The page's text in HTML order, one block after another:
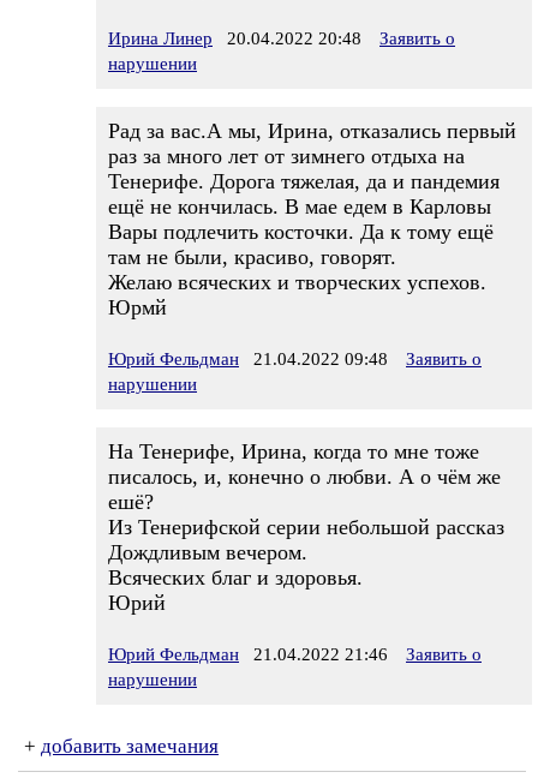
Ирина Линер 20.04.2022 20:48
Заявить о
нарушении
Рад за вас.А мы, Ирина, отказались первый
раз за много лет от зимнего отдыха на
Тенерифе. Дорога тяжелая, да и пандемия
ещё не кончилась. В мае едем в Карловы
Вары подлечить косточки. Да к тому ещё
там не были, красиво, говорят.
Желаю всяческих и творческих успехов.
Юрмй
Юрий Фельдман 21.04.2022 09:48
Заявить о
нарушении
На Тенерифе, Ирина, когда то мне тоже
писалось, и, конечно о любви. А о чём же
ешё?
Из Тенерифской серии небольшой рассказ
Дождливым вечером.
Всяческих благ и здоровья.
Юрий
Юрий Фельдман 21.04.2022 21:46
Заявить о
нарушении
+ добавить замечания